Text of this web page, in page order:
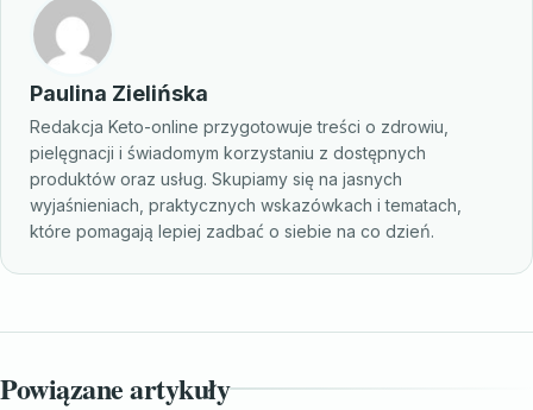
Paulina Zielińska
Redakcja Keto-online przygotowuje treści o zdrowiu,
pielęgnacji i świadomym korzystaniu z dostępnych
produktów oraz usług. Skupiamy się na jasnych
wyjaśnieniach, praktycznych wskazówkach i tematach,
które pomagają lepiej zadbać o siebie na co dzień.
Powiązane artykuły